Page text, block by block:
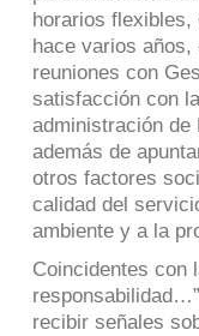
horarios flexibles,
hace varios años,
reuniones con
satisfacción con
administración de
además de
otros factores
calidad del
ambiente y a la
Coincidentes con
recibir señales